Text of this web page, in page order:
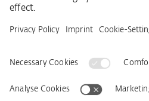
Erklärung zur Barrierefreiheit
Services